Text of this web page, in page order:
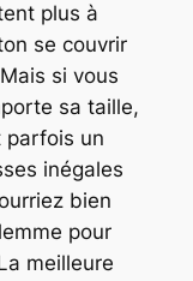
plus à
se couvrir
si vous
sa taille,
parfois un
inégales
bien
pour
meilleure